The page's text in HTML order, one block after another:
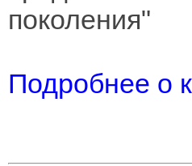
поколения"
Подробнее о